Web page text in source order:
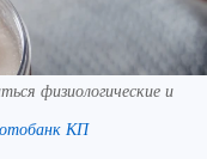
физиологические и
КП